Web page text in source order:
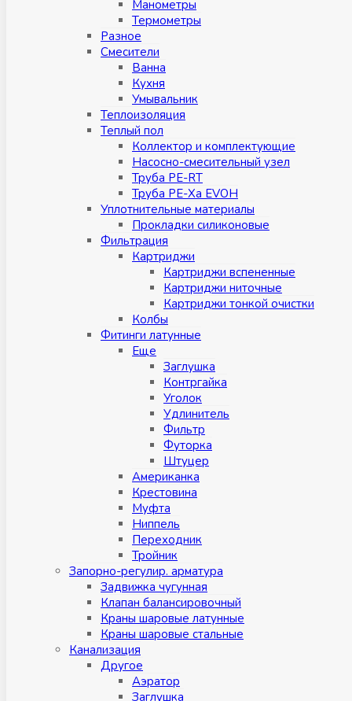
Манометры
Термометры
Разное
Смесители
Ванна
Кухня
Умывальник
Теплоизоляция
Теплый пол
Коллектор и комплектующие
Насосно-смесительный узел
Труба PE-RT
Труба PE-Xa EVOH
Уплотнительные материалы
Прокладки силиконовые
Фильтрация
Картриджи
Картриджи вспененные
Картриджи ниточные
Картриджи тонкой очистки
Колбы
Фитинги латунные
Eщe
Заглушка
Контргайка
Уголок
Удлинитель
Фильтр
Футорка
Штуцер
Американка
Крестовина
Муфта
Ниппель
Переходник
Тройник
Запорно-регулир. арматура
Задвижка чугунная
Клапан балансировочный
Краны шаровые латунные
Краны шаровые стальные
Канализация
Другое
Аэратор
Заглушкa